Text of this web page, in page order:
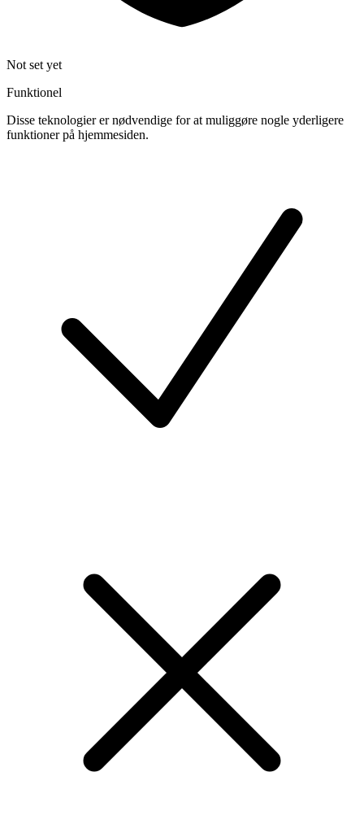
Not set yet
Funktionel
Disse teknologier er nødvendige for at muliggøre nogle yderligere
funktioner på hjemmesiden.